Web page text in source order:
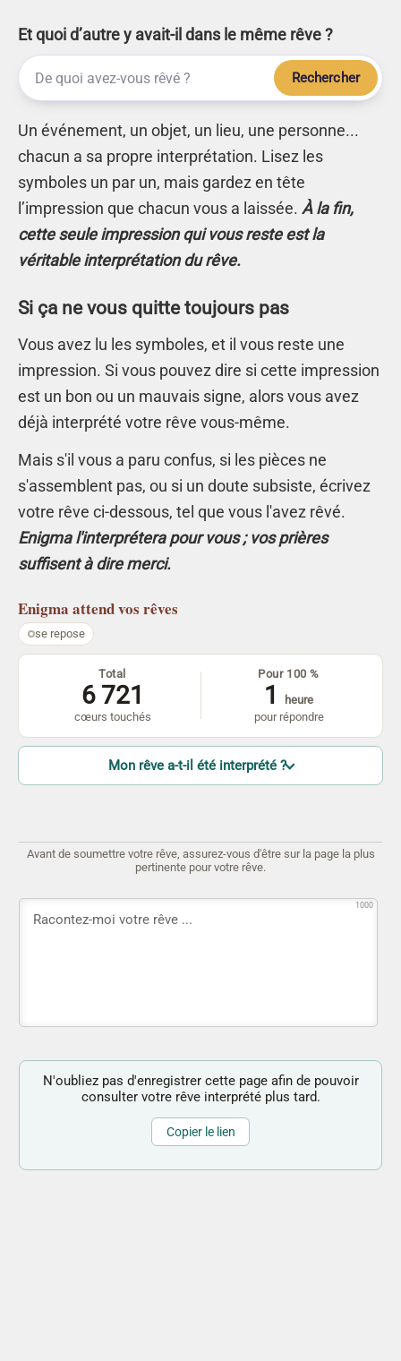
Et quoi d’autre y avait-il dans le même rêve ?
Rechercher
Un événement, un objet, un lieu, une personne...
chacun a sa propre interprétation. Lisez les
symboles un par un, mais gardez en tête
l’impression que chacun vous a laissée. À la fin,
cette seule impression qui vous reste est la
véritable interprétation du rêve.
Si ça ne vous quitte toujours pas
Vous avez lu les symboles, et il vous reste une
impression. Si vous pouvez dire si cette impression
est un bon ou un mauvais signe, alors vous avez
déjà interprété votre rêve vous-même.
Mais s'il vous a paru confus, si les pièces ne
s'assemblent pas, ou si un doute subsiste, écrivez
votre rêve ci-dessous, tel que vous l'avez rêvé.
Enigma l'interprétera pour vous ; vos prières
suffisent à dire merci.
Enigma attend vos rêves
se repose
Total
6 721
cœurs touchés
Pour 100 %
1
heure
pour répondre
Mon rêve a-t-il été interprété ?
Avant de soumettre votre rêve, assurez-vous d'être sur la page la plus
pertinente pour votre rêve.
1000
N'oubliez pas d'enregistrer cette page afin de pouvoir
consulter votre rêve interprété plus tard.
Copier le lien